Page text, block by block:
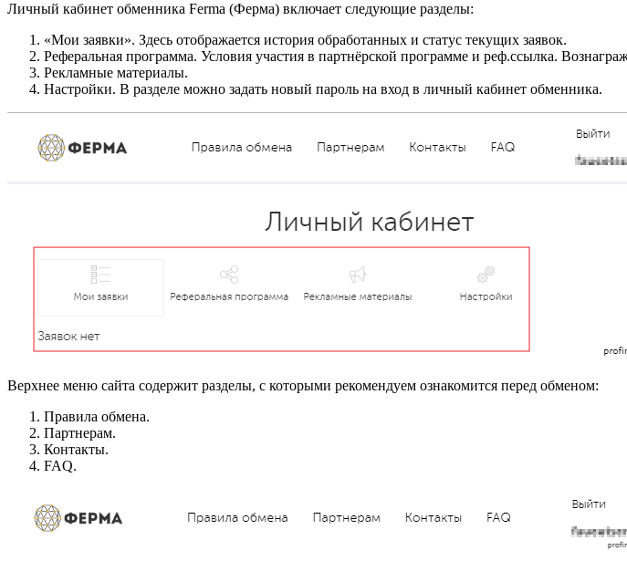
Личный кабинет обменника Ferma (Ферма) включает следующие разделы:
«Мои заявки». Здесь отображается история обработанных и статус текущих заявок.
Реферальная программа. Условия участия в партнёрской программе и реф.ссылка.
Рекламные материалы.
Настройки. В разделе можно задать новый пароль на вход в личный кабинет обменника.
Верхнее меню сайта содержит разделы, с которыми рекомендуем ознакомится перед обменом:
Правила обмена.
Партнерам.
Контакты.
FAQ.